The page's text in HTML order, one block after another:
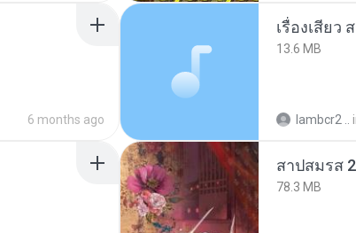
6 months ago
เรื่องเสียว
13.6 MB
lambcr2 ..
สาปสมรส
78.3 MB